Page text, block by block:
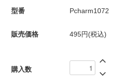
型番 Pcharm1072
販売価格 495円(税込)
購入数